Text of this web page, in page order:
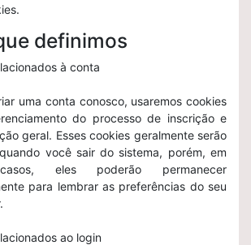
definimos
à conta
uma conta conosco, usaremos cookies
do processo de inscrição e
geral. Esses cookies geralmente serão
você sair do sistema, porém, em
eles poderão permanecer
para lembrar as preferências do seu
ao login